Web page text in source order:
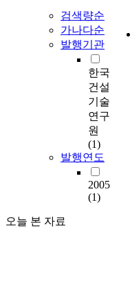
검색량순
가나다순
발행기관
한국
건설
기술
연구
원
(1)
발행연도
2005
(1)
오늘 본 자료